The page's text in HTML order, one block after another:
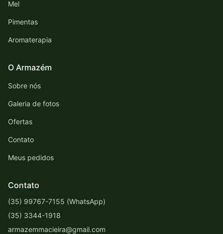
Mel
Pimentas
Aromaterapia
O Armazém
Sobre nós
Galeria de fotos
Ofertas
Contato
Meus pedidos
Contato
(35) 99767-7155 (WhatsApp)
(35) 3344-1918
armazemmacieira@gmail.com